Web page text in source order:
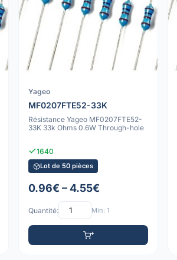
Yageo
MF0207FTE52-33K
Résistance Yageo MF0207FTE52-
33K 33k Ohms 0.6W Through-hole
1640
Lot de 50 pièces
0.96€ – 4.55€
Quantité: Min: 1